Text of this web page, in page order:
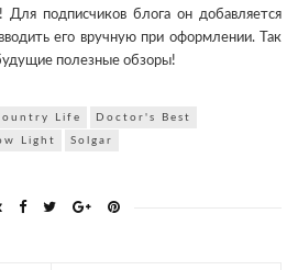
подписчиков блога он добавляется
его вручную при оформлении. Так
полезные обзоры!
Life Doctor's Best
Light Solgar